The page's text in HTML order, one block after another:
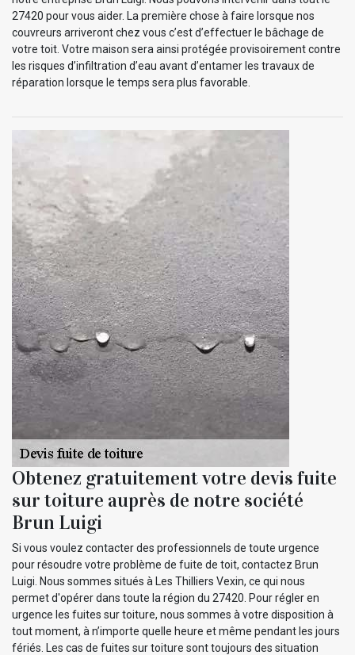
27420 pour vous aider. La première chose à faire lorsque nos
couvreurs arriveront chez vous c’est d’effectuer le bâchage de
votre toit. Votre maison sera ainsi protégée provisoirement contre
les risques d’infiltration d’eau avant d’entamer les travaux de
réparation lorsque le temps sera plus favorable.
Obtenez gratuitement votre devis fuite
sur toiture auprès de notre société
Brun Luigi
Si vous voulez contacter des professionnels de toute urgence
pour résoudre votre problème de fuite de toit, contactez Brun
Luigi. Nous sommes situés à Les Thilliers Vexin, ce qui nous
permet d'opérer dans toute la région du 27420. Pour régler en
urgence les fuites sur toiture, nous sommes à votre disposition à
tout moment, à n’importe quelle heure et même pendant les jours
fériés. Les cas de fuites sur toiture sont toujours des situation